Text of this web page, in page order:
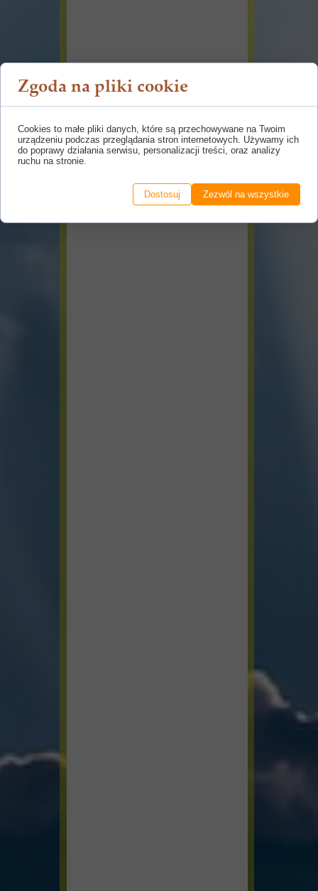
Zgoda na pliki cookie
Cookies to małe pliki danych, które są przechowywane na Twoim
urządzeniu podczas przeglądania stron internetowych. Używamy ich
do poprawy działania serwisu, personalizacji treści, oraz analizy
ruchu na stronie.
Dostosuj Zezwól na wszystkie